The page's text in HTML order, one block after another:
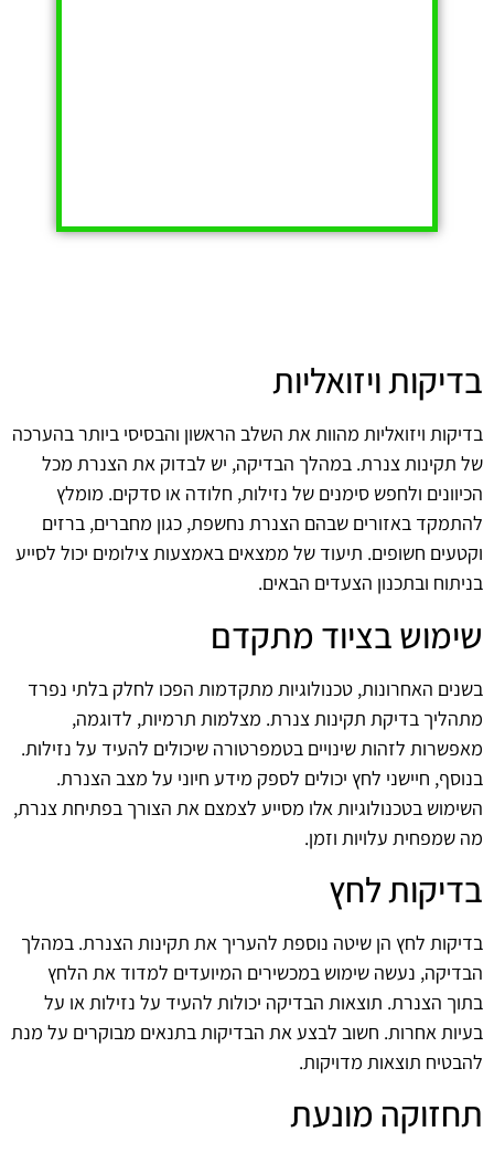
בדיקות ויזואליות
בדיקות ויזואליות מהוות את השלב הראשון והבסיסי ביותר בהערכה
של תקינות צנרת. במהלך הבדיקה, יש לבדוק את הצנרת מכל
הכיוונים ולחפש סימנים של נזילות, חלודה או סדקים. מומלץ
להתמקד באזורים שבהם הצנרת נחשפת, כגון מחברים, ברזים
וקטעים חשופים. תיעוד של ממצאים באמצעות צילומים יכול לסייע
בניתוח ובתכנון הצעדים הבאים.
שימוש בציוד מתקדם
בשנים האחרונות, טכנולוגיות מתקדמות הפכו לחלק בלתי נפרד
מתהליך בדיקת תקינות צנרת. מצלמות תרמיות, לדוגמה,
מאפשרות לזהות שינויים בטמפרטורה שיכולים להעיד על נזילות.
בנוסף, חיישני לחץ יכולים לספק מידע חיוני על מצב הצנרת.
השימוש בטכנולוגיות אלו מסייע לצמצם את הצורך בפתיחת צנרת,
מה שמפחית עלויות וזמן.
בדיקות לחץ
בדיקות לחץ הן שיטה נוספת להעריך את תקינות הצנרת. במהלך
הבדיקה, נעשה שימוש במכשירים המיועדים למדוד את הלחץ
בתוך הצנרת. תוצאות הבדיקה יכולות להעיד על נזילות או על
בעיות אחרות. חשוב לבצע את הבדיקות בתנאים מבוקרים על מנת
להבטיח תוצאות מדויקות.
תחזוקה מונעת